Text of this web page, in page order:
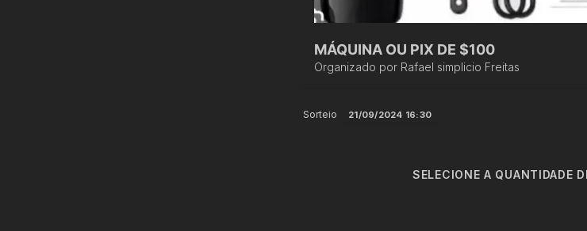
MÁQUINA OU PIX DE $100
Organizado por Rafael simplicio Freitas
Sorteio 21/09/2024 16:30
SELECIONE A QUANTIDADE